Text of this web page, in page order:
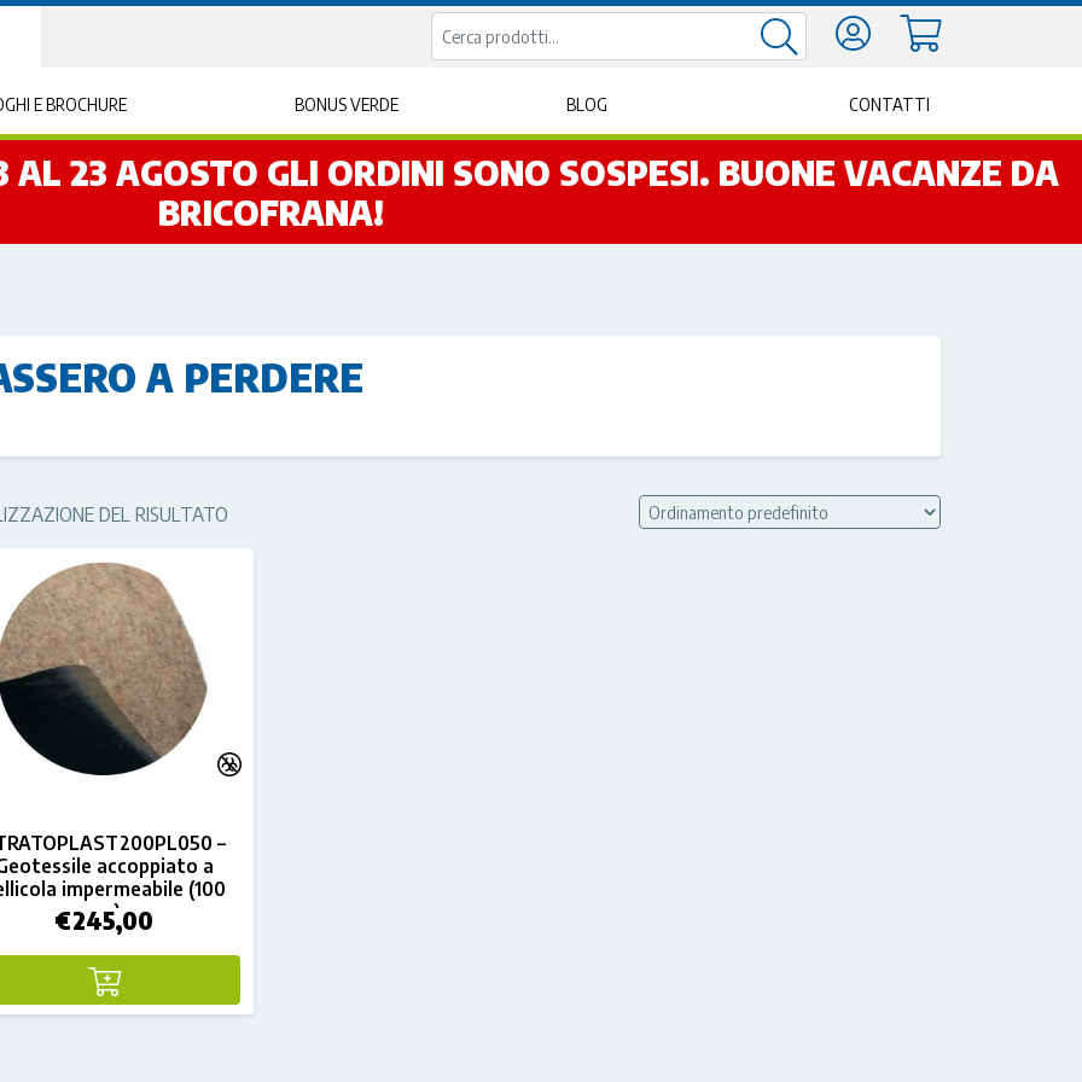
E BROCHURE BONUS VERDE BLOG CONTATTI
23 AGOSTO GLI ORDINI SONO SOSPESI. BUONE VACANZE DA
BRICOFRANA!
A PERDERE
DEL RISULTATO
–
accoppiato a
impermeabile (100
mq)
€245,00